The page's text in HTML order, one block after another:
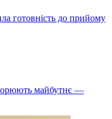
готовність до прийому
майбутнє —